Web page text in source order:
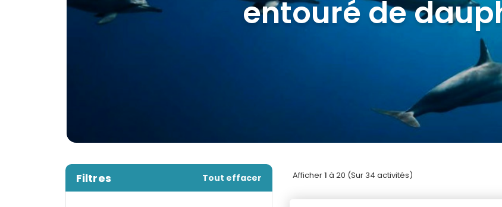
les plus populaires à
Filtres Tout effacer Afficher1 à 20 (Sur 34 activités)